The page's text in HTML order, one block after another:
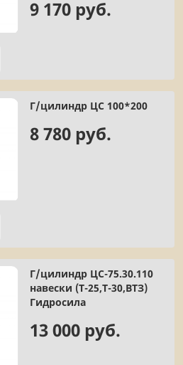
9 170 руб.
Г/цилиндр ЦС 100*200
8 780 руб.
Г/цилиндр ЦС-75.30.110
навески (Т-25,Т-30,ВТЗ)
Гидросила
13 000 руб.